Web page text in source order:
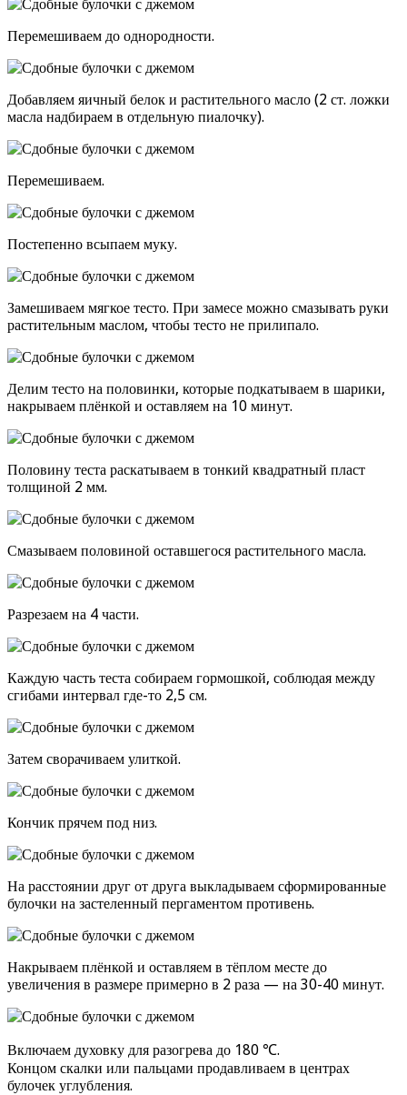
Перемешиваем до однородности.
Добавляем яичный белок и растительного масло (2 ст. ложки
масла надбираем в отдельную пиалочку).
Перемешиваем.
Постепенно всыпаем муку.
Замешиваем мягкое тесто. При замесе можно смазывать руки
растительным маслом, чтобы тесто не прилипало.
Делим тесто на половинки, которые подкатываем в шарики,
накрываем плёнкой и оставляем на 10 минут.
Половину теста раскатываем в тонкий квадратный пласт
толщиной 2 мм.
Смазываем половиной оставшегося растительного масла.
Разрезаем на 4 части.
Каждую часть теста собираем гормошкой, соблюдая между
сгибами интервал где-то 2,5 см.
Затем сворачиваем улиткой.
Кончик прячем под низ.
На расстоянии друг от друга выкладываем сформированные
булочки на застеленный пергаментом противень.
Накрываем плёнкой и оставляем в тёплом месте до
увеличения в размере примерно в 2 раза — на 30-40 минут.
Включаем духовку для разогрева до 180 ℃.
Концом скалки или пальцами продавливаем в центрах
булочек углубления.